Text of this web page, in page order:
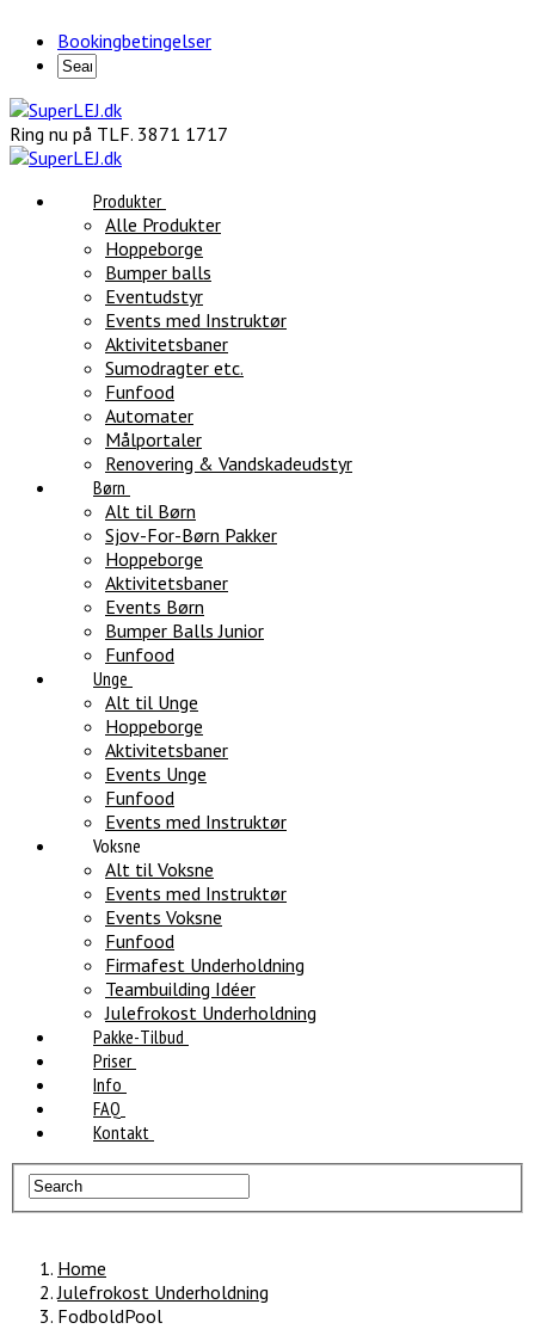
Bookingbetingelser
Ring nu på TLF. 3871 1717
Produkter
Alle Produkter
Hoppeborge
Bumper balls
Eventudstyr
Events med Instruktør
Aktivitetsbaner
Sumodragter etc.
Funfood
Automater
Målportaler
Renovering & Vandskadeudstyr
Børn
Alt til Børn
Sjov-For-Børn Pakker
Hoppeborge
Aktivitetsbaner
Events Børn
Bumper Balls Junior
Funfood
Unge
Alt til Unge
Hoppeborge
Aktivitetsbaner
Events Unge
Funfood
Events med Instruktør
Voksne
Alt til Voksne
Events med Instruktør
Events Voksne
Funfood
Firmafest Underholdning
Teambuilding Idéer
Julefrokost Underholdning
Pakke-Tilbud
Priser
Info
FAQ
Kontakt
Home
Julefrokost Underholdning
FodboldPool